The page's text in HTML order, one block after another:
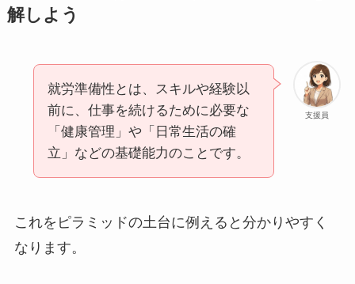
解しよう
支援員
就労準備性とは、スキルや経験以
前に、仕事を続けるために必要な
「健康管理」や「日常生活の確
立」などの基礎能力のことです。
これをピラミッドの土台に例えると分かりやすく
なります。